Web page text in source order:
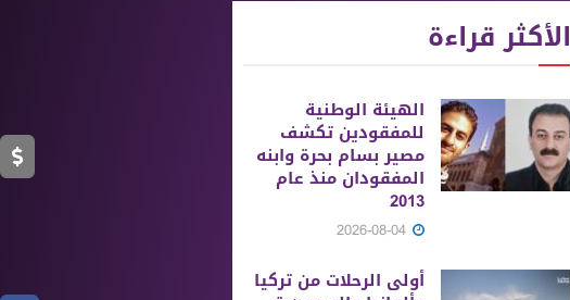
الأكثر قراءة
الهيئة الوطنية
للمفقودين تكشف
مصير بسام بحرة وابنه
المفقودان منذ عام
2013
أولى الرحلات من ‏تركيا